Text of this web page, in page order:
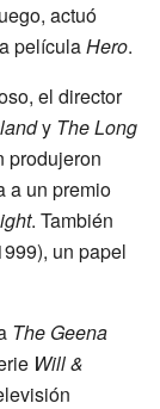
actuó
películaHero.
el director
y The Long
produjeron
a un premio
. También
un papel
The Geena
Will &